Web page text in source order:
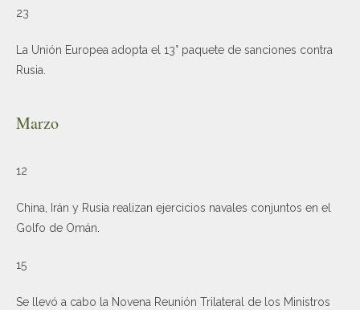
23
La Unión Europea adopta el 13° paquete de sanciones contra
Rusia.
Marzo
12
China, Irán y Rusia realizan ejercicios navales conjuntos en el
Golfo de Omán.
15
Se llevó a cabo la Novena Reunión Trilateral de los Ministros